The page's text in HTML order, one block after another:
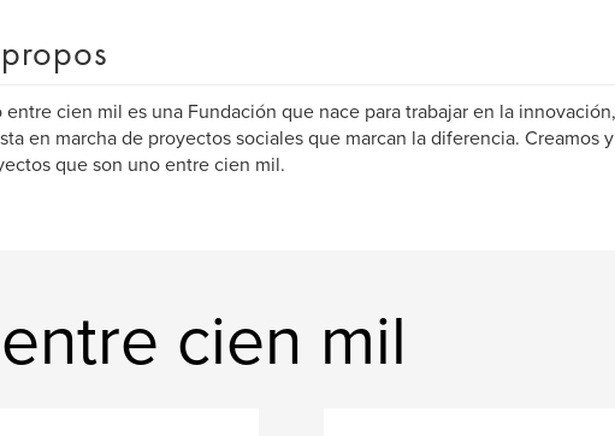
entre cien mil es una Fundación que nace para trabajar en la
en marcha de proyectos sociales que marcan la diferencia. Creamos
que son uno entre cien mil.
cien mil